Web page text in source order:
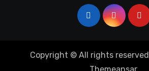
Copyright © All rights reserved
Themeansar.